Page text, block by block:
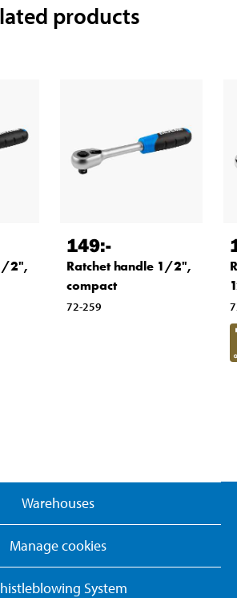
products
2",
149:-
Ratchet handle 1/2",
compact
72-259
Warehouses
Manage cookies
System